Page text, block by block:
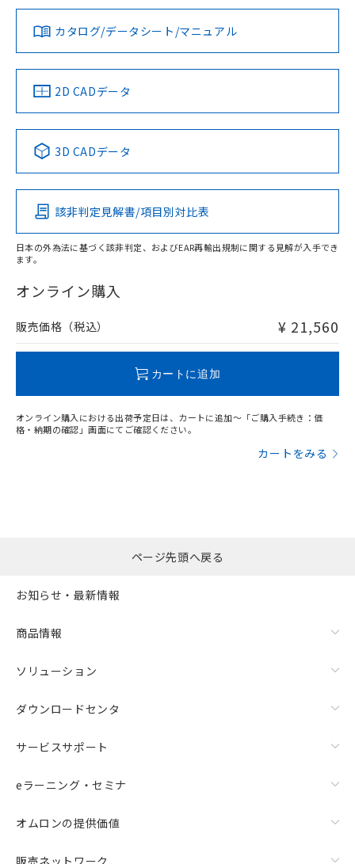
ダウンロードデータをご利用いただく前に、以下を必ずお読
みください。
ソフトウェアの使用条件
対応済み
中国 RoHS 注意事項・凡例
Pb Hg Cd Cr(VI)
O
在庫等で未対応品が混在する可能性があります。
問い合わせください。
LR型式承認
（イギリス
船舶規格）
DNV型式承認
（ノルウェー
BV型式承認
（フランス
KR型式
（韓国
No No No No
この製品の規格認証/適合状況ページへ
その他の認証はこちらのページからご検索ください
カタログ/データシート/マニュアル
2D CADデータ
3D CADデータ
該非判定見解書/項目別対比表
日本の外為法に基づく該非判定、およびEAR再輸出規制に関する見解が入手でき
ます。
オンライン購入
販売価格（税込） ¥ 21,560
カートに追加
オンライン購入における出荷予定日は、カートに追加～「ご購入手続き：価
格・納期の確認」画面にてご確認ください。
カートをみる
ページ先頭へ戻る
お知らせ・最新情報
商品情報
ソリューション
ダウンロードセンタ
サービスサポート
eラーニング・セミナ
オムロンの提供価値
販売ネットワーク